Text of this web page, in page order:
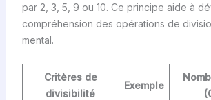
par 2, 3, 5, 9 ou 10. Ce principe aide à
compréhension des opérations de
mental.
Critères de
divisibilité
Exemple